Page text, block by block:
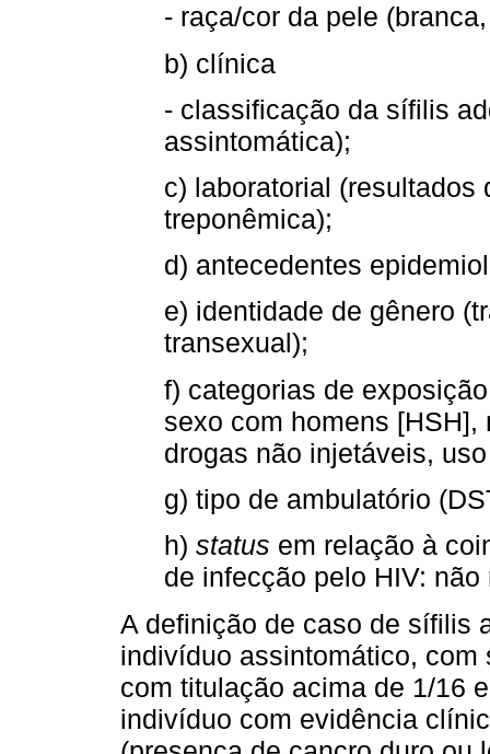
- raça/cor da pele
b) clínica
- classificação da sífilis
assintomática);
c) laboratorial (resultados
treponêmica);
d) antecedentes
e) identidade de gênero
transexual);
f) categorias de
sexo com homens
drogas não injetáveis,
g) tipo de ambulatório
h) status em relação à
de infecção pelo HIV:
A definição de caso de sífilis
indivíduo assintomático, com
com titulação acima de 1/16
indivíduo com evidência